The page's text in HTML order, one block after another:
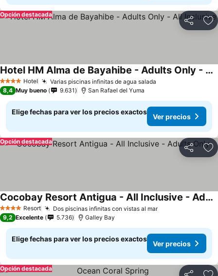
Compartir
Opción destacada
4 EstrellasHotel Varias piscinas infinitas de agua salada
Hotel HM Alma de Bayahibe - Adults Only - All Inclusive
8,4 Muy bueno 9.631 San Rafael del Yuma
Elige fechas para ver los precios exactos
Ver precios
Compartir
Opción destacada
4 EstrellasResort Dos piscinas infinitas con vistas al mar
Cocobay Resort Antigua - All Inclusive - Adults Only
9,2 Excelente 5.736 Galley Bay
Elige fechas para ver los precios exactos
Ver precios
Opción destacada